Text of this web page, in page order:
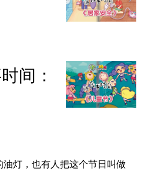
间：
油灯，也有人把这个节日叫做